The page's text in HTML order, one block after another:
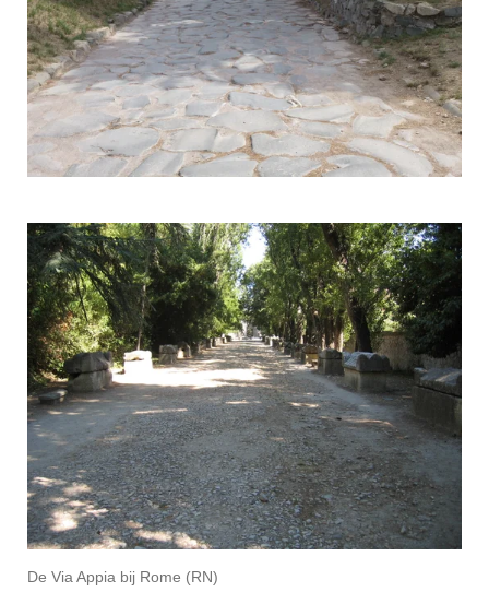
De Via Appia bij Rome (RN)